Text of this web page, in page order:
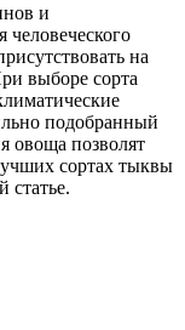
и
человеческого
на
выборе сорта
подобранный
овоща позволят
сортах тыквы
статье.